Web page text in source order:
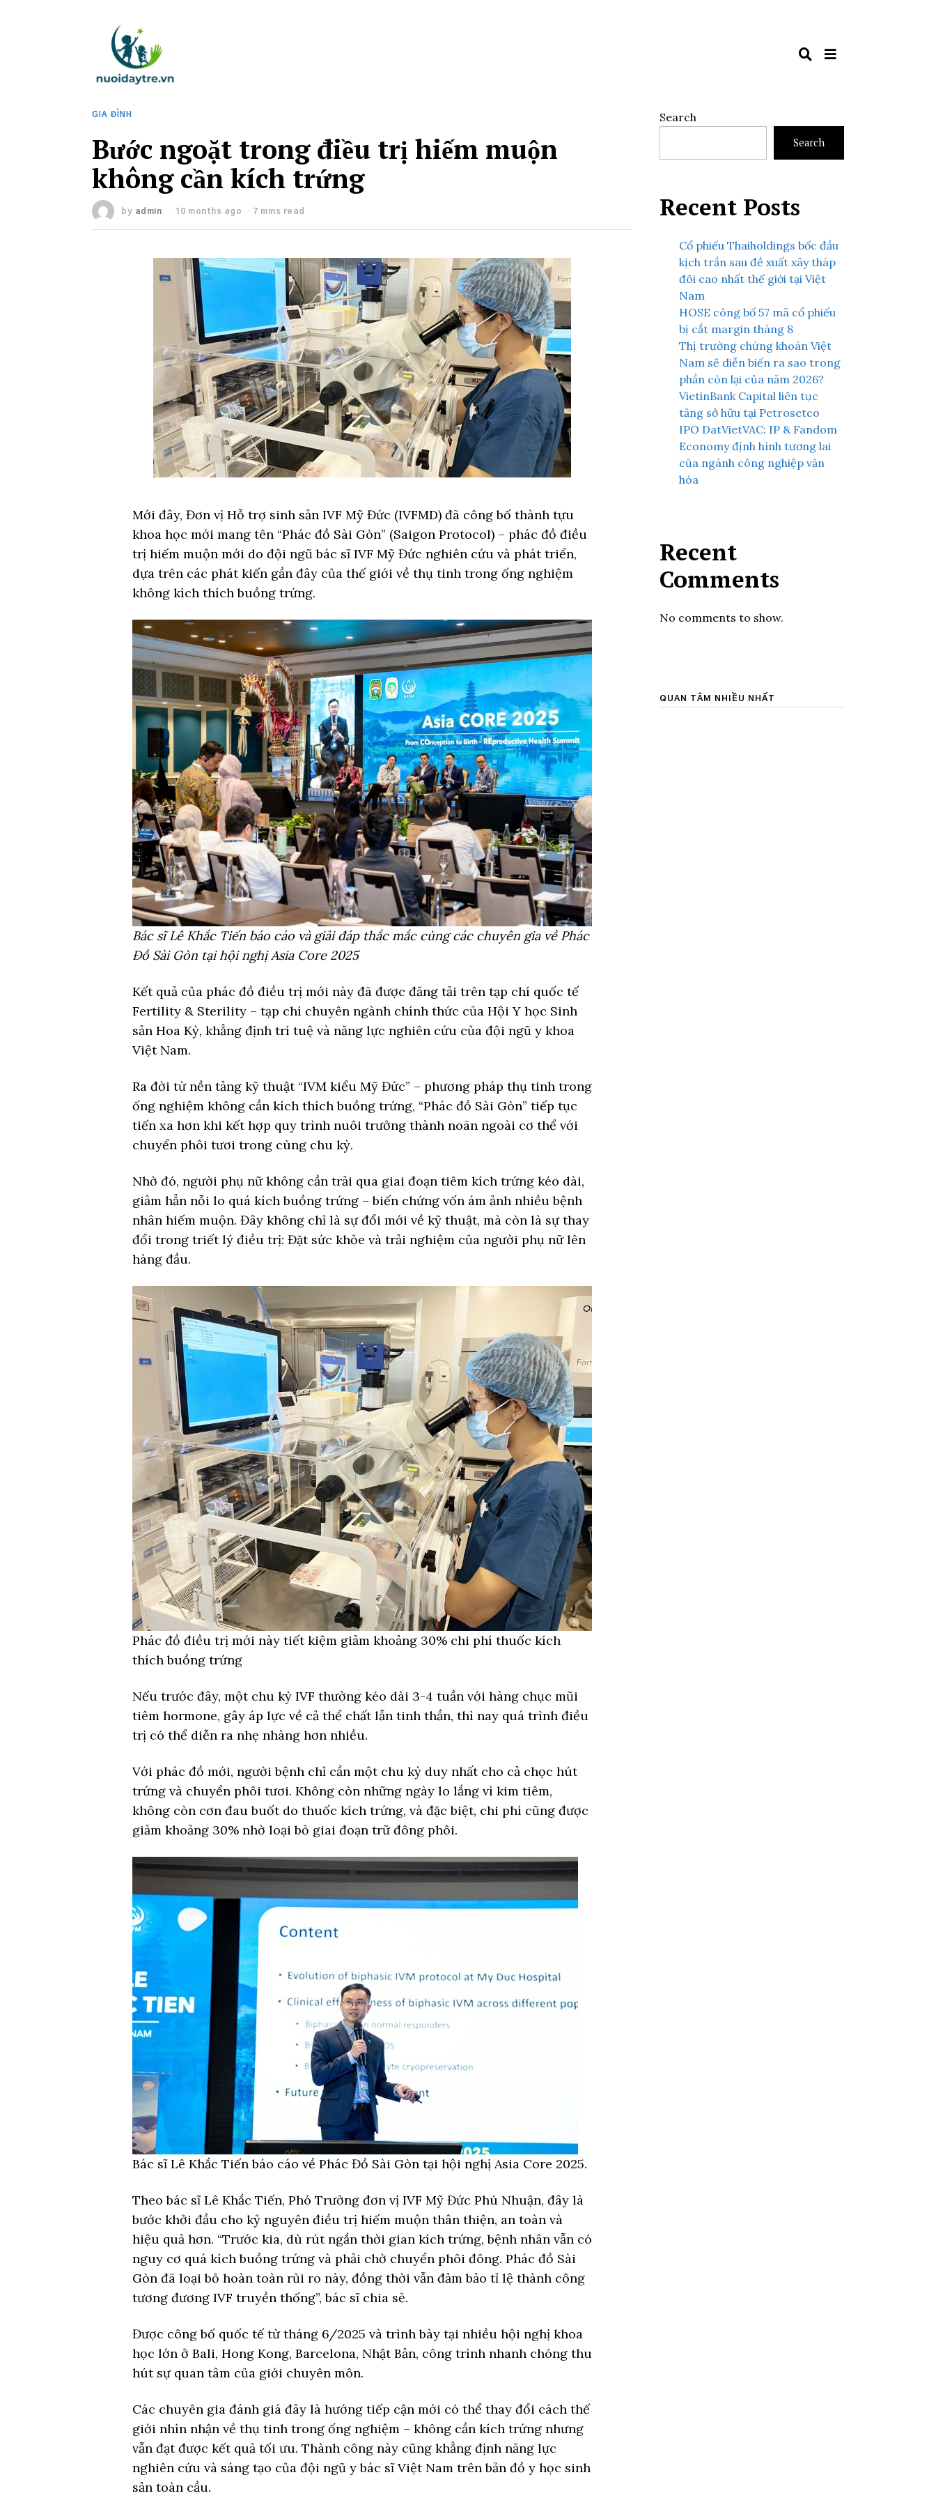
GIA ĐÌNH
Bước ngoặt trong điều trị hiếm muộn
không cần kích trứng
by admin 10 months ago 7 mins read
Mới đây, Đơn vị Hỗ trợ sinh sản IVF Mỹ Đức (IVFMD) đã công bố thành tựu
khoa học mới mang tên “Phác đồ Sài Gòn” (Saigon Protocol) – phác đồ điều
trị hiếm muộn mới do đội ngũ bác sĩ IVF Mỹ Đức nghiên cứu và phát triển,
dựa trên các phát kiến gần đây của thế giới về thụ tinh trong ống nghiệm
không kích thích buồng trứng.
Bác sĩ Lê Khắc Tiến báo cáo và giải đáp thắc mắc cùng các chuyên gia về Phác
Đồ Sài Gòn tại hội nghị Asia Core 2025
Kết quả của phác đồ điều trị mới này đã được đăng tải trên tạp chí quốc tế
Fertility & Sterility – tạp chí chuyên ngành chính thức của Hội Y học Sinh
sản Hoa Kỳ, khẳng định trí tuệ và năng lực nghiên cứu của đội ngũ y khoa
Việt Nam.
Ra đời từ nền tảng kỹ thuật “IVM kiểu Mỹ Đức” – phương pháp thụ tinh trong
ống nghiệm không cần kích thích buồng trứng, “Phác đồ Sài Gòn” tiếp tục
tiến xa hơn khi kết hợp quy trình nuôi trưởng thành noãn ngoài cơ thể với
chuyển phôi tươi trong cùng chu kỳ.
Nhờ đó, người phụ nữ không cần trải qua giai đoạn tiêm kích trứng kéo dài,
giảm hẳn nỗi lo quá kích buồng trứng – biến chứng vốn ám ảnh nhiều bệnh
nhân hiếm muộn. Đây không chỉ là sự đổi mới về kỹ thuật, mà còn là sự thay
đổi trong triết lý điều trị: Đặt sức khỏe và trải nghiệm của người phụ nữ lên
hàng đầu.
Phác đồ điều trị mới này tiết kiệm giảm khoảng 30% chi phí thuốc kích
thích buồng trứng
Nếu trước đây, một chu kỳ IVF thường kéo dài 3-4 tuần với hàng chục mũi
tiêm hormone, gây áp lực về cả thể chất lẫn tinh thần, thì nay quá trình điều
trị có thể diễn ra nhẹ nhàng hơn nhiều.
Với phác đồ mới, người bệnh chỉ cần một chu kỳ duy nhất cho cả chọc hút
trứng và chuyển phôi tươi. Không còn những ngày lo lắng vì kim tiêm,
không còn cơn đau buốt do thuốc kích trứng, và đặc biệt, chi phí cũng được
giảm khoảng 30% nhờ loại bỏ giai đoạn trữ đông phôi.
Bác sĩ Lê Khắc Tiến báo cáo về Phác Đồ Sài Gòn tại hội nghị Asia Core 2025.
Theo bác sĩ Lê Khắc Tiến, Phó Trưởng đơn vị IVF Mỹ Đức Phú Nhuận, đây là
bước khởi đầu cho kỷ nguyên điều trị hiếm muộn thân thiện, an toàn và
hiệu quả hơn. “Trước kia, dù rút ngắn thời gian kích trứng, bệnh nhân vẫn có
nguy cơ quá kích buồng trứng và phải chờ chuyển phôi đông. Phác đồ Sài
Gòn đã loại bỏ hoàn toàn rủi ro này, đồng thời vẫn đảm bảo tỉ lệ thành công
tương đương IVF truyền thống”, bác sĩ chia sẻ.
Được công bố quốc tế từ tháng 6/2025 và trình bày tại nhiều hội nghị khoa
học lớn ở Bali, Hong Kong, Barcelona, Nhật Bản, công trình nhanh chóng thu
hút sự quan tâm của giới chuyên môn.
Các chuyên gia đánh giá đây là hướng tiếp cận mới có thể thay đổi cách thế
giới nhìn nhận về thụ tinh trong ống nghiệm – không cần kích trứng nhưng
vẫn đạt được kết quả tối ưu. Thành công này cũng khẳng định năng lực
nghiên cứu và sáng tạo của đội ngũ y bác sĩ Việt Nam trên bản đồ y học sinh
sản toàn cầu.
Search
Search
Recent Posts
Cổ phiếu Thaiholdings bốc đầu
kịch trần sau đề xuất xây tháp
đôi cao nhất thế giới tại Việt
Nam
HOSE công bố 57 mã cổ phiếu
bị cắt margin tháng 8
Thị trường chứng khoán Việt
Nam sẽ diễn biến ra sao trong
phần còn lại của năm 2026?
VietinBank Capital liên tục
tăng sở hữu tại Petrosetco
IPO DatVietVAC: IP & Fandom
Economy định hình tương lai
của ngành công nghiệp văn
hóa
Recent
Comments
No comments to show.
QUAN TÂM NHIỀU NHẤT